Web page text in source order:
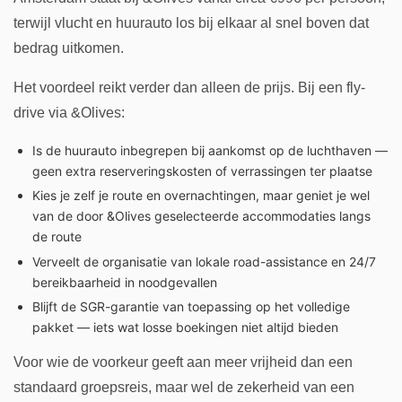
terwijl vlucht en huurauto los bij elkaar al snel boven dat
bedrag uitkomen.
Het voordeel reikt verder dan alleen de prijs. Bij een fly-
drive via &Olives:
Is de huurauto inbegrepen bij aankomst op de luchthaven —
geen extra reserveringskosten of verrassingen ter plaatse
Kies je zelf je route en overnachtingen, maar geniet je wel
van de door &Olives geselecteerde accommodaties langs
de route
Verveelt de organisatie van lokale road-assistance en 24/7
bereikbaarheid in noodgevallen
Blijft de SGR-garantie van toepassing op het volledige
pakket — iets wat losse boekingen niet altijd bieden
Voor wie de voorkeur geeft aan meer vrijheid dan een
standaard groepsreis, maar wel de zekerheid van een